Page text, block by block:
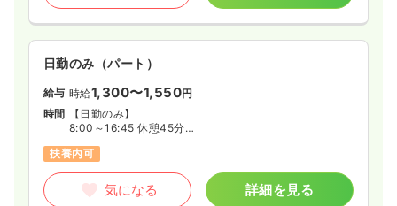
日勤のみ（パート）
給与 時給1,300〜1,550円
時間
【日勤のみ】
8:00～16:45 休憩45分
9:00～13:00 休憩なし
◆週2日～5日の間で、勤務日数ご相談ください
扶養内可
気になる 詳細を見る